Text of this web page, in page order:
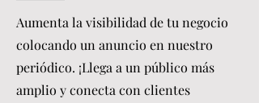
Aumenta la visibilidad de tu negocio
colocando un anuncio en nuestro
periódico. ¡Llega a un público más
amplio y conecta con clientes